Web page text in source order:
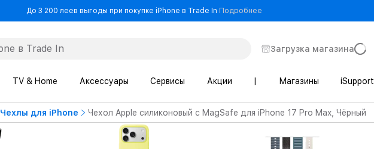
До 3 200 леев выгоды при покупке iPhone в Trade In Подробнее
Загрузка магазина
TV & Home Аксессуары Сервисы Акции Магазины iSupport
Чехлы для iPhone Чехол Apple силиконовый с MagSafe для iPhone 17 Pro Max, Чёрный